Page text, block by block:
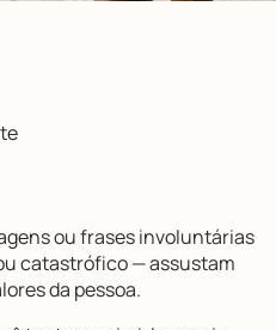
ou frases involuntárias
catastrófico — assustam
da pessoa.